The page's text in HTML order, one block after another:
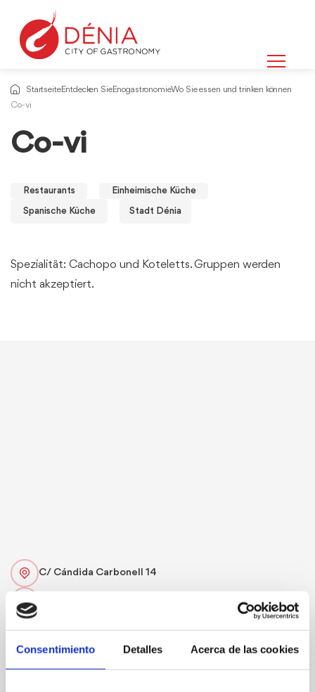
Consentimiento Detalles Acerca de las cookies
StartseiteEntdecken SieEnogastronomieWo Sie essen und trinken können
Co-vi
Co-vi
Restaurants Einheimische Küche
Spanische Küche Stadt Dénia
Spezialität: Cachopo und Koteletts. Gruppen werden
nicht akzeptiert.
C/ Cándida Carbonell 14
Spezialität:Cachopo und Koteletts.